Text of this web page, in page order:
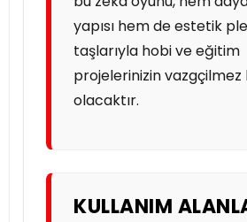
yapısı hem de estetik
taşlarıyla hobi ve eğitim
projelerinizin vazgçilmez
olacaktır.
KULLANIM